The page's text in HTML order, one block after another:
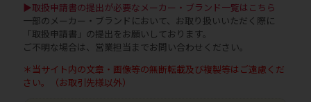
▶取扱申請書の提出が必要なメーカー・ブランド一覧はこちら
一部のメーカー・ブランドにおいて、お取り扱いいただく際に
「取扱申請書」の提出をお願いしております。
ご不明な場合は、営業担当までお問い合わせください。
＊当サイト内の文章・画像等の無断転載及び複製等はご遠慮くだ
さい。（お取引先様以外）